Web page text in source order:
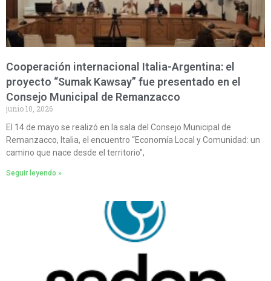
Cooperación internacional Italia-Argentina: el
proyecto “Sumak Kawsay” fue presentado en el
Consejo Municipal de Remanzacco
junio 10, 2026
El 14 de mayo se realizó en la sala del Consejo Municipal de
Remanzacco, Italia, el encuentro “Economía Local y Comunidad: un
camino que nace desde el territorio”,
Seguir leyendo »